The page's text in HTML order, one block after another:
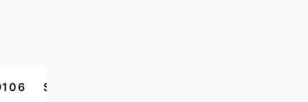
STRATO-Active 9166